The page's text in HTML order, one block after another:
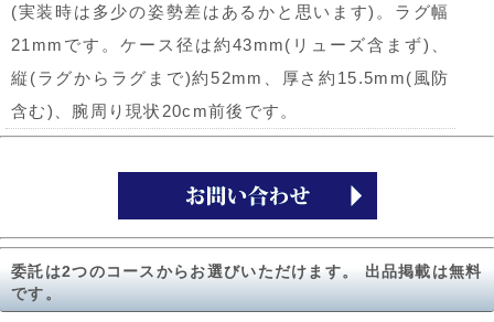
(実装時は多少の姿勢差はあるかと思います)。ラグ幅
21mmです。ケース径は約43mm(リューズ含まず)、
縦(ラグからラグまで)約52mm、厚さ約15.5mm(風防
含む)、腕周り現状20cm前後です。
委託は2つのコースからお選びいただけます。 出品掲載は無料
です。